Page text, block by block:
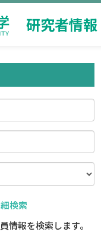
研究者情報
検索
情報を検索します。